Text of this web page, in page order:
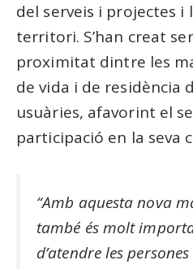
del serveis i projectes
territori. S’han creat
proximitat dintre les
de vida i de residència
usuàries, afavorint el
participació en la seva
“Amb aquesta nova
també és molt
d’atendre les